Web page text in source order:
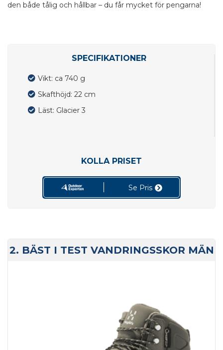
den både tålig och hållbar – du får mycket för pengarna!
SPECIFIKATIONER
Vikt: ca 740 g
Skafthöjd: 22 cm
Läst: Glacier 3
KOLLA PRISET
Se Pris
2. BÄST I TEST VANDRINGSSKOR MÄN